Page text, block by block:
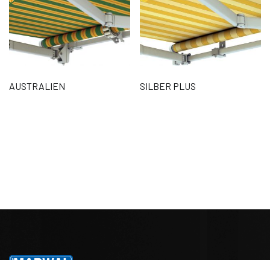
AUSTRALIEN SILBER PLUS